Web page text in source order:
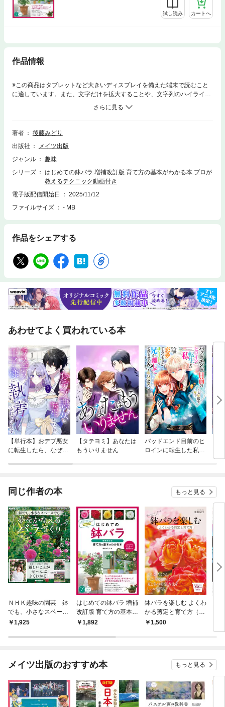
試し読み カートへ
作品情報
※この商品はタブレットなど大きいディスプレイを備えた端末で読むこと
に適しています。また、文字だけを拡大することや、文字列のハイライ
ト、検索、辞書の参照、引用などの機能が使用できません。★ ミニバラ
からはじめて 「元気に育てるコツ」をマスターして おすすめの品種
にもチャレンジ★ 計画通り進めるよりも、 必要な時に、必要なこと
を。★ 自分のスタイルで無理なく続けることで あこがれの「バラと
◆◇バラは昔から多くの人々に愛されている植物です。優雅で気品のある
花姿や趣きのある樹形、芳しい香りが人々を引きつける力を持っているか
しそう」バラはこうしたイメージもよくもたれます。これからバラ栽培を
はじめてみようという人は、まずミニバラ（ミニチュアローズ）から育て
てみるのはいかがですか。ボリュームが小さいので扱いやすく、次々と花
が咲くので嬉しくなって自然と手をかけたくなっていくでしょう。本書で
は、手軽にはじめられる鉢バラの育て方やアレンジを紹介していきます。
やしてみるのもよいでしょう。また、鉢植えの他の植物とあわせる寄せ植
寄せ植えにチャレンジしてみると、さらにバラの世界を楽しむことができ
ます。バラを暮らしのなかに取り入れて、素敵なライフスタイルに変えて
＊ 茎や葉の状態をよく見て健康で丈夫な苗を選ぼう＊ 必要な材料や道
具を揃えて準備をする・・・など☆ PART2バラの選び方と基本の植えつ
け・誘引＊ バラ苗の種類を確認して購入の目安を決めよう＊ 樹形や咲
花の形や 花びらの特徴を知る・・・など☆ PART3鉢でバラが元気に
つくる＊ バラのライフサイクルを知り適切なケアをする＊ 花が咲き終
わった後は花がら切りをする・・・など☆ PART4バラの品種や特性とお
すすめの品種＊ 品種のアウトラインを知りバラの 特性を理解しよう
☆ PART5寄せ植えでバラをアレンジする＊ 一つの鉢で複数の植物を楽
しむ＊ 2種類のミニバラを一つの鉢に植えて楽しむ＊ 高さのあるバラ
でボリューム感を出す・・・など※ 本書は2022年5月発行の『はじめての
鉢バラ 育て方の基本がわかる本鉢でバラを美しく咲かせるポイント』の内
容を確認のうえ、動画による解説を加え・再編集した増補改訂版です。
著者
後藤みどり
出版社
メイツ出版
ジャンル
趣味
シリーズ
はじめての鉢バラ 増補改訂版 育て方の基本がわかる本 プロが
教えるテクニック動画付き
電子版配信開始日
2025/11/12
ファイルサイズ
- MB
作品をシェアする
あわせてよく買われている本
【単行本】おデブ悪女
に転生したら、なぜか
【タテヨミ】あなたは
もういりません
バッドエンド目前のヒ
ロインに転生した私、
同じ作者の本 もっと見る
ＮＨＫ趣味の園芸 鉢
でも、小さなスペース
でも 夢をかなえるバ
1,925
はじめての鉢バラ 増補
改訂版 育て方の基本が
わかる本 プロが教える
1,892
鉢バラを楽しむ よくわ
かる剪定と育て方（池
田書店）
1,500
メイツ出版のおすすめ本 もっと見る